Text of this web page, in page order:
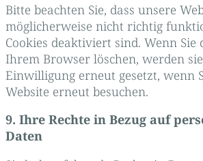
Bitte beachten Sie, dass unsere
möglicherweise nicht richtig
Cookies deaktiviert sind. Wenn Sie
Ihrem Browser löschen, werden
Einwilligung erneut gesetzt, wenn
Website erneut besuchen.
9. Ihre Rechte in Bezug auf
Daten